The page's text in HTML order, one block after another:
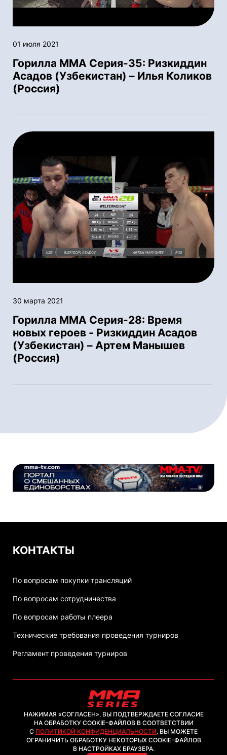
01 июля 2021
Горилла ММА Серия-35: Ризкиддин
Асадов (Узбекистан) – Илья Коликов
(Россия)
30 марта 2021
Горилла ММА Серия-28: Время
новых героев - Ризкиддин Асадов
(Узбекистан) – Артем Манышев
(Россия)
КОНТАКТЫ
По вопросам покупки трансляций
По вопросам сотрудничества
По вопросам работы плеера
Технические требования проведения турниров
Регламент проведения турниров
Политика обработки персональных данных
2026, ООО "ММА-ТВ.КОМ"
НАЖИМАЯ «СОГЛАСЕН», ВЫ ПОДТВЕРЖДАЕТЕ СОГЛАСИЕ
НА ОБРАБОТКУ COOKIE-ФАЙЛОВ В СООТВЕТСТВИИ
С ПОЛИТИКОЙ КОНФИДЕНЦИАЛЬНОСТИ. ВЫ МОЖЕТЕ
ОГРАНИЧИТЬ ОБРАБОТКУ НЕКОТОРЫХ COOKIE-ФАЙЛОВ
В НАСТРОЙКАХ БРАУЗЕРА.